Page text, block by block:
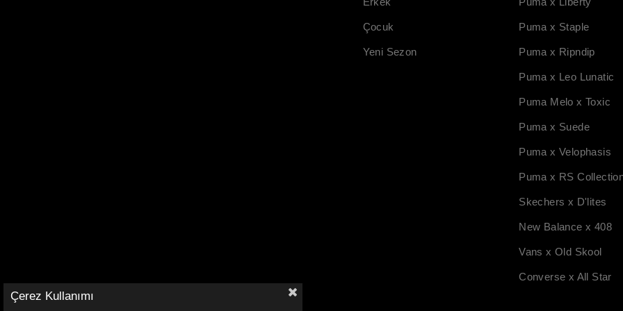
Çocuk
Yeni Sezon
Puma x Staple
Puma x Ripndip
Puma x Leo Lunatic
Puma Melo x Toxic
Puma x Suede
Puma x Velophasis
Puma x RS
Skechers x D'lites
New Balance x 408
Vans x Old Skool
Converse x All Star
Çerez Kullanımı